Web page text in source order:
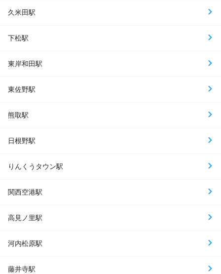
久米田駅
下松駅
東岸和田駅
東佐野駅
熊取駅
日根野駅
りんくうタウン駅
関西空港駅
高見ノ里駅
河内松原駅
藤井寺駅